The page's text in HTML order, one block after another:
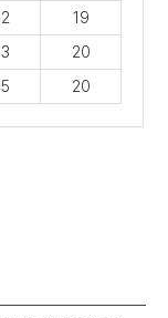
19
20
20